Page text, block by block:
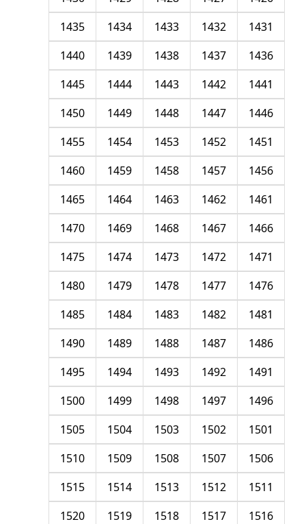
1431
1432
1433
1434
1435
1436
1437
1438
1439
1440
1441
1442
1443
1444
1445
1446
1447
1448
1449
1450
1451
1452
1453
1454
1455
1456
1457
1458
1459
1460
1461
1462
1463
1464
1465
1466
1467
1468
1469
1470
1471
1472
1473
1474
1475
1476
1477
1478
1479
1480
1481
1482
1483
1484
1485
1486
1487
1488
1489
1490
1491
1492
1493
1494
1495
1496
1497
1498
1499
1500
1501
1502
1503
1504
1505
1506
1507
1508
1509
1510
1511
1512
1513
1514
1515
1516
1517
1518
1519
1520